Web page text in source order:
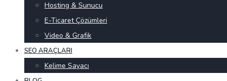
Hosting & Sunucu
E-Ticaret Çözümleri
Video & Grafik
SEO ARAÇLARI
Kelime Sayacı